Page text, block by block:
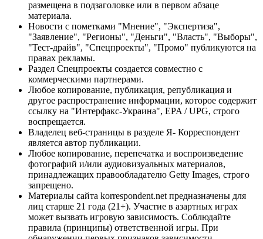
размещена в подзаголовке или в первом абзаце
материала.
Новости с пометками "Мнение", "Экспертиза",
"Заявление", "Регионы", "Деньги", "Власть", "Выборы",
"Тест-драйв", "Спецпроекты", "Промо" публикуются на
правах рекламы.
Раздел Спецпроекты создается совместно с
коммерческими партнерами.
Любое копирование, публикация, републикация и
другое распространение информации, которое содержит
ссылку на "Интерфакс-Украина", EPA / UPG, строго
воспрещается.
Владелец веб-страницы в разделе Я- Корреспондент
является автор публикации.
Любое копирование, перепечатка и воспроизведение
фотографий и/или аудиовизуальных материалов,
принадлежащих правообладателю Getty Images, строго
запрещено.
Материалы сайта korrespondent.net предназначены для
лиц старше 21 года (21+). Участие в азартных играх
может вызвать игровую зависимость. Соблюдайте
правила (принципы) ответственной игры. При